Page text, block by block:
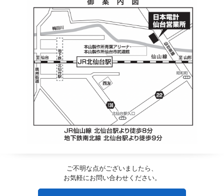
ご不明な点がございましたら、
お気軽にお問い合わせください。